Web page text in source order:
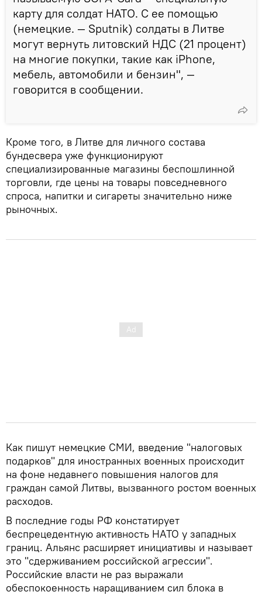
карту для солдат НАТО. С ее помощью
(немецкие. — Sputnik) солдаты в Литве
могут вернуть литовский НДС (21 процент)
на многие покупки, такие как iPhone,
мебель, автомобили и бензин", —
говорится в сообщении.
Кроме того, в Литве для личного состава
бундесвера уже функционируют
специализированные магазины беспошлинной
торговли, где цены на товары повседневного
спроса, напитки и сигареты значительно ниже
рыночных.
Как пишут немецкие СМИ, введение "налоговых
подарков" для иностранных военных происходит
на фоне недавнего повышения налогов для
граждан самой Литвы, вызванного ростом военных
расходов.
В последние годы РФ констатирует
беспрецедентную активность НАТО у западных
границ. Альянс расширяет инициативы и называет
это "сдерживанием российской агрессии".
Российские власти не раз выражали
обеспокоенность наращиванием сил блока в